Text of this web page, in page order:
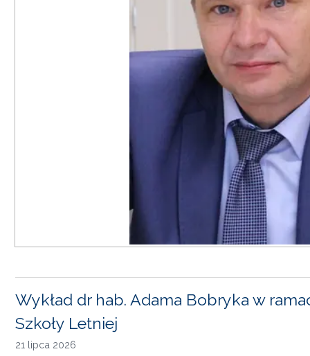
Wykład dr hab. Adama Bobryka w
Szkoły Letniej
21 lipca 2026